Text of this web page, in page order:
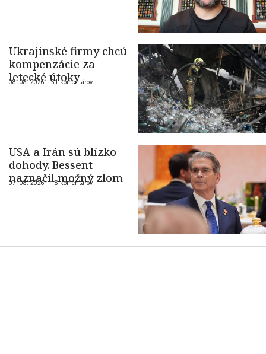
Ukrajinské firmy chcú
kompenzácie za
letecké útoky
08. 08. 2026 |51 komentárov
USA a Irán sú blízko
dohody. Bessent
naznačil možný zlom
07. 08. 2026 |18 komentárov